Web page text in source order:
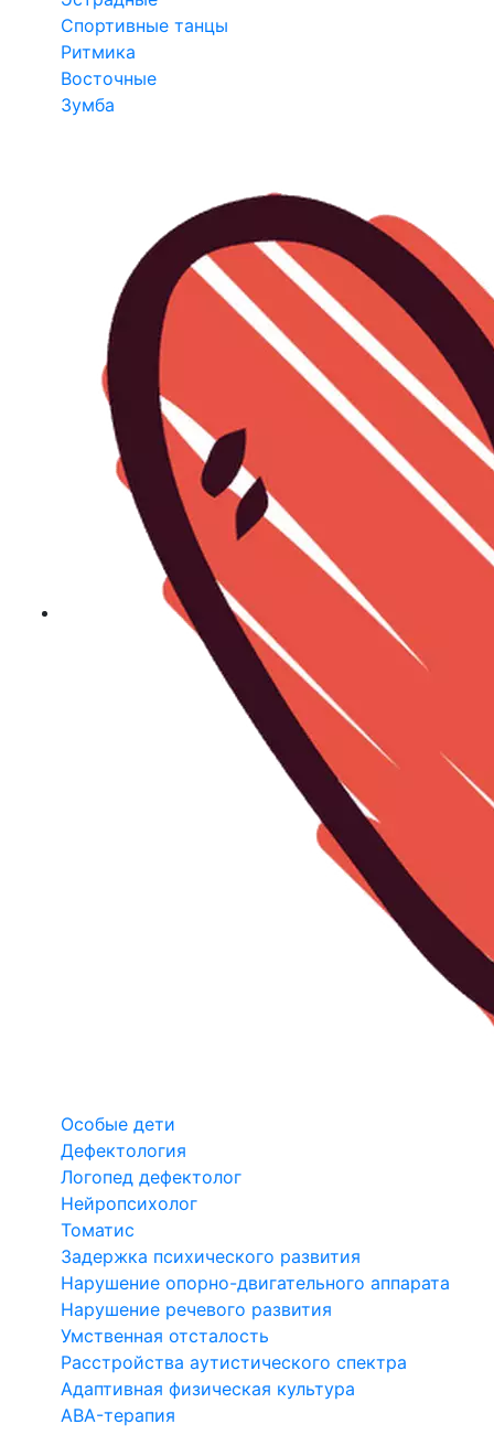
Спортивные танцы
Ритмика
Восточные
Зумба
Особые дети
Дефектология
Логопед дефектолог
Нейропсихолог
Томатис
Задержка психического развития
Нарушение опорно-двигательного аппарата
Нарушение речевого развития
Умственная отсталость
Расстройства аутистического спектра
Адаптивная физическая культура
ABA-терапия